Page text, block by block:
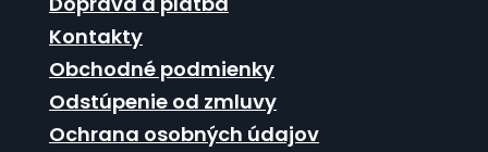
Kontakty
Obchodné podmienky
Odstúpenie od zmluvy
Ochrana osobných údajov